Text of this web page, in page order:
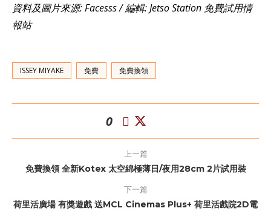
資料及圖片來源: Facesss / 編輯: Jetso Station 免費試用情
報站
ISSEY MIYAKE 免費 免費換領
0
上一篇
免費換領 全新Kotex 太空綿極薄日/夜用28cm 2片試用裝
下一篇
荷里活廣場 有獎遊戲 送MCL Cinemas Plus+ 荷里活戲院2D電